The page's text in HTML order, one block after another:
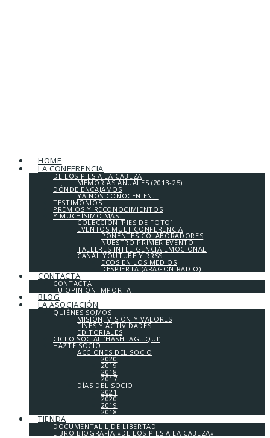
HOME
LA CONFERENCIA
DE LOS PIES A LA CABEZA
MEMORIAS ANUALES (2013-25)
DÓNDE ENCAJAMOS
YA NOS CONOCEN EN…
TESTIMONIOS
PREMIOS Y RECONOCIMIENTOS
Y MUCHÍSIMO MÁS…
COLECCIÓN ‘PIES DE FOTO’
EVENTOS MULTICONFERENCIA
PONENTES COLABORADORES
NUESTRO PRIMER EVENTO
TALLERES INTELIGENCIA EMOCIONAL
CANAL YOUTUBE Y RRSS
ECOS EN LOS MEDIOS
DESPIERTA (ARAGÓN RADIO)
CONTACTA
CONTACTA
TU OPINIÓN IMPORTA
BLOG
LA ASOCIACIÓN
QUIÉNES SOMOS
MISIÓN, VISIÓN Y VALORES
FINES Y ACTIVIDADES
EDITORIALES
CICLO SOCIAL ‘HASHTAG…QUI’
HAZTE SOCIO
ACCIONES DEL SOCIO
2020
2019
2018
2017
DÍAS DEL SOCIO
2021
2020
2019
2018
TIENDA
DOCUMENTAL L DE LIBERTAD
LIBRO BIOGRAFÍA «DE LOS PIES A LA CABEZA»